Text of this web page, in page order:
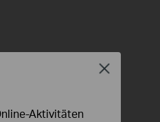
Aktivitäten
Close